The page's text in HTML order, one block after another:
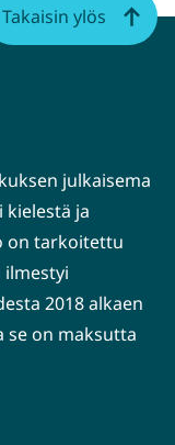
julkaisema
ja
on tarkoitettu
ilmestyi
2018 alkaen
se on maksutta
Takaisin ylös